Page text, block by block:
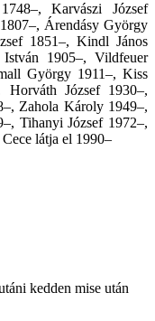
Karvászi József
Árendásy György
1851–, Kindl János
István 1905–, Vildfeuer
György 1911–, Kiss
József 1930–,
Zahola Károly 1949–,
Tihanyi József 1972–,
látja el 1990–
kedden mise után